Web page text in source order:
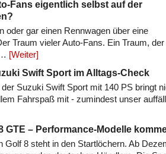
Fans eigentlich selbst auf der
oder gar einen Rennwagen über eine
Traum vieler Auto-Fans. Ein Traum,
[Weiter]
Swift Sport im Alltags-Check
Suzuki Swift Sport mit 140 PS bringt
Fahrspaß mit - zumindest unser
GTE – Performance-Modelle
Golf 8 steht in den Startlöchern. Ab